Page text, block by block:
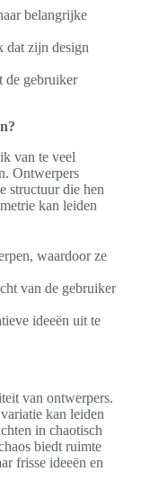
belangrijke
dat zijn design
de gebruiker
van te veel
Ontwerpers
structuur die hen
kan leiden
waardoor ze
van de gebruiker
ideeën uit te
van ontwerpers.
kan leiden
in chaotisch
biedt ruimte
frisse ideeën en